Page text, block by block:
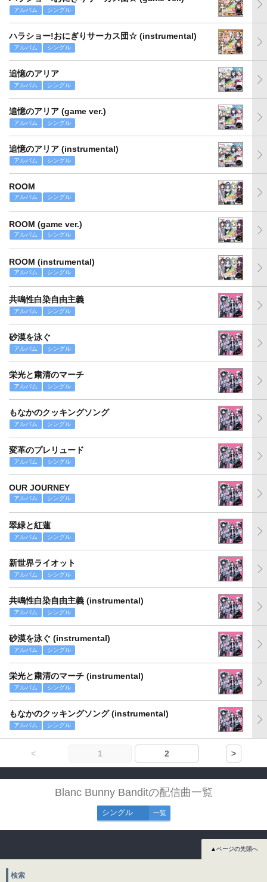
アルバム シングル
ハラショー!おにぎりサーカス団☆ (instrumental)
アルバム シングル
追憶のアリア
アルバム シングル
追憶のアリア (game ver.)
アルバム シングル
追憶のアリア (instrumental)
アルバム シングル
ROOM
アルバム シングル
ROOM (game ver.)
アルバム シングル
ROOM (instrumental)
アルバム シングル
共鳴性白染自由主義
アルバム シングル
砂漠を泳ぐ
アルバム シングル
栄光と粛清のマーチ
アルバム シングル
もなかのクッキングソング
アルバム シングル
変革のプレリュード
アルバム シングル
OUR JOURNEY
アルバム シングル
翠緑と紅蓮
アルバム シングル
新世界ライオット
アルバム シングル
共鳴性白染自由主義 (instrumental)
アルバム シングル
砂漠を泳ぐ (instrumental)
アルバム シングル
栄光と粛清のマーチ (instrumental)
アルバム シングル
もなかのクッキングソング (instrumental)
アルバム シングル
< 1 2 >
Blanc Bunny Banditの配信曲一覧
シングル 一覧
▲ページの先頭へ
検索